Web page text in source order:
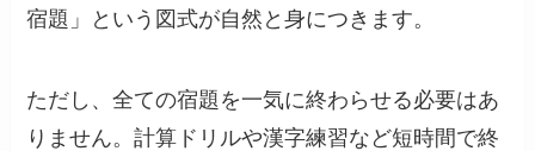
宿題」という図式が自然と身につきます。
ただし、全ての宿題を一気に終わらせる必要はあ
りません。計算ドリルや漢字練習など短時間で終